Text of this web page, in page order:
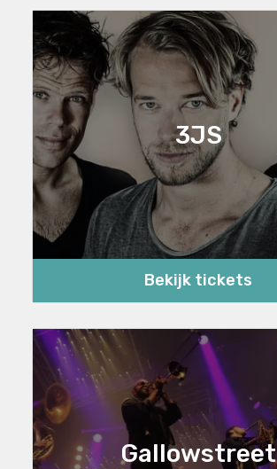
3JS
Bekijk tickets
Gallowstreet